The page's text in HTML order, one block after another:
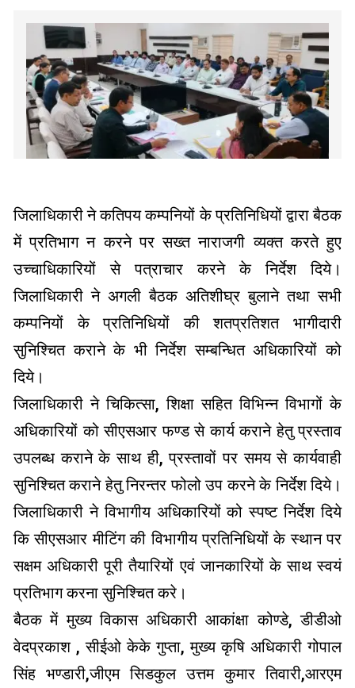
जिलाधिकारी ने कतिपय कम्पनियों के प्रतिनिधियों द्वारा बैठक
में प्रतिभाग न करने पर सख्त नाराजगी व्यक्त करते हुए
उच्चाधिकारियों से पत्राचार करने के निर्देश दिये।
जिलाधिकारी ने अगली बैठक अतिशीघ्र बुलाने तथा सभी
कम्पनियों के प्रतिनिधियों की शतप्रतिशत भागीदारी
सुनिश्चित कराने के भी निर्देश सम्बन्धित अधिकारियों को
दिये।
जिलाधिकारी ने चिकित्सा, शिक्षा सहित विभिन्न विभागों के
अधिकारियों को सीएसआर फण्ड से कार्य कराने हेतु प्रस्ताव
उपलब्ध कराने के साथ ही, प्रस्तावों पर समय से कार्यवाही
सुनिश्चित कराने हेतु निरन्तर फोलो उप करने के निर्देश दिये।
जिलाधिकारी ने विभागीय अधिकारियों को स्पष्ट निर्देश दिये
कि सीएसआर मीटिंग की विभागीय प्रतिनिधियों के स्थान पर
सक्षम अधिकारी पूरी तैयारियों एवं जानकारियों के साथ स्वयं
प्रतिभाग करना सुनिश्चित करे।
बैठक में मुख्य विकास अधिकारी आकांक्षा कोण्डे, डीडीओ
वेदप्रकाश , सीईओ केके गुप्ता, मुख्य कृषि अधिकारी गोपाल
सिंह भण्डारी,जीएम सिडकुल उत्तम कुमार तिवारी,आरएम